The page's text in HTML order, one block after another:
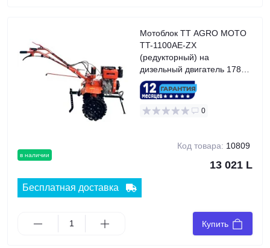
в наличии
Мотоблок TT AGRO MOTO
TT-1100AE-ZX
(редукторный) на
дизельный двигатель 178FE
(6 л.с.), колесо 4,00x8
(безвоздушное)
0
Код товара: 10809
13 021 L
Бесплатная доставка
Купить